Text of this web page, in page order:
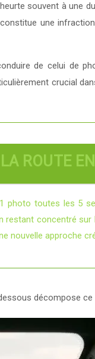
souvent à une
une
de celui de
crucial
ROUTE
photo toutes les 5
concentré sur
nouvelle approche
décompose